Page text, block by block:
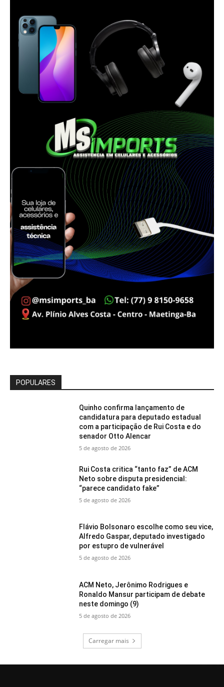
POPULARES
Quinho confirma lançamento de
candidatura para deputado estadual
com a participação de Rui Costa e do
senador Otto Alencar
5 de agosto de 2026
Rui Costa critica “tanto faz” de ACM
Neto sobre disputa presidencial:
“parece candidato fake”
5 de agosto de 2026
Flávio Bolsonaro escolhe como seu vice,
Alfredo Gaspar, deputado investigado
por estupro de vulnerável
5 de agosto de 2026
ACM Neto, Jerônimo Rodrigues e
Ronaldo Mansur participam de debate
neste domingo (9)
5 de agosto de 2026
Carregar mais